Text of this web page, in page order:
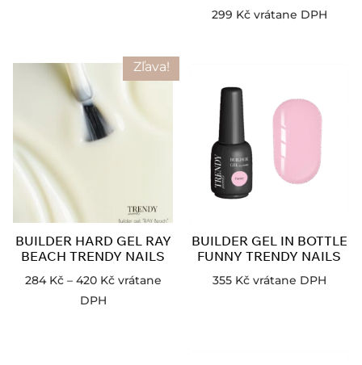
299 Kč vrátane DPH
Zľava!
BUILDER HARD GEL RAY
BEACH TRENDY NAILS
284 Kč – 420 Kč vrátane
DPH
BUILDER GEL IN BOTTLE
FUNNY TRENDY NAILS
355 Kč vrátane DPH